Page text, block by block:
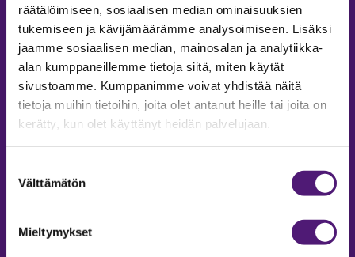
räätälöimiseen, sosiaalisen median ominaisuuksien
tukemiseen ja kävijämäärämme analysoimiseen. Lisäksi
jaamme sosiaalisen median, mainosalan ja analytiikka-
alan kumppaneillemme tietoja siitä, miten käytät
sivustoamme. Kumppanimme voivat yhdistää näitä
tietoja muihin tietoihin, joita olet antanut heille tai joita on
kerätty, kun olet käyttänyt heidän palvelujaan.
valinta
Välttämätön
Mieltymykset
MAJOITUS
Tiedustelut & Varaukset